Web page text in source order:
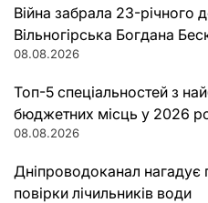
Війна забрала 23-річного
Вільногірська Богдана
08.08.2026
Топ-5 спеціальностей з
бюджетних місць у 2026
08.08.2026
Дніпроводоканал нагадує
повірки лічильників води